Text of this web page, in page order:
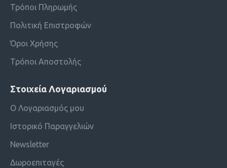
Τρόποι Πληρωμής
Πολιτική Επιστροφών
Όροι Χρήσης
Τρόποι Αποστολής
Στοιχεία Λογαριασμού
Ο Λογαριασμός μου
Ιστορικό Παραγγελιών
Newsletter
Δωροεπιταγές